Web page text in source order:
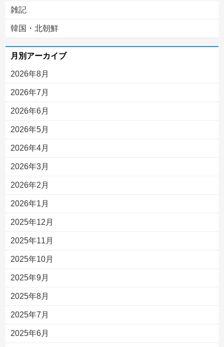
雑記
韓国・北朝鮮
月別アーカイブ
2026年8月
2026年7月
2026年6月
2026年5月
2026年4月
2026年3月
2026年2月
2026年1月
2025年12月
2025年11月
2025年10月
2025年9月
2025年8月
2025年7月
2025年6月